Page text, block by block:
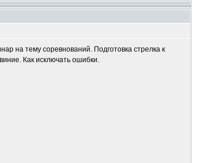
на тему соревнований. Подготовка стрелка к
Как исключать ошибки.